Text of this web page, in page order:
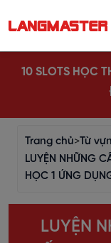
10 SLOTS HỌC
Trang chủ>Từ
LUYỆN NHỮNG
HỌC 1 ỨNG
LUYỆN